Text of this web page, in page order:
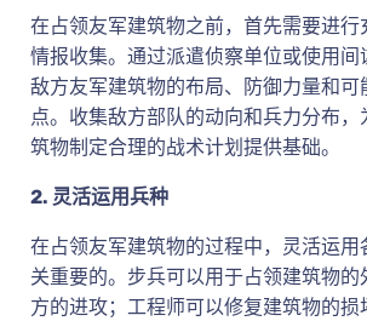
在占领友军建筑物之前，首先需要进行
情报收集。通过派遣侦察单位或使用间
敌方友军建筑物的布局、防御力量和可
点。收集敌方部队的动向和兵力分布，
筑物制定合理的战术计划提供基础。
2. 灵活运用兵种
在占领友军建筑物的过程中，灵活运用
关重要的。步兵可以用于占领建筑物的
方的进攻；工程师可以修复建筑物的损